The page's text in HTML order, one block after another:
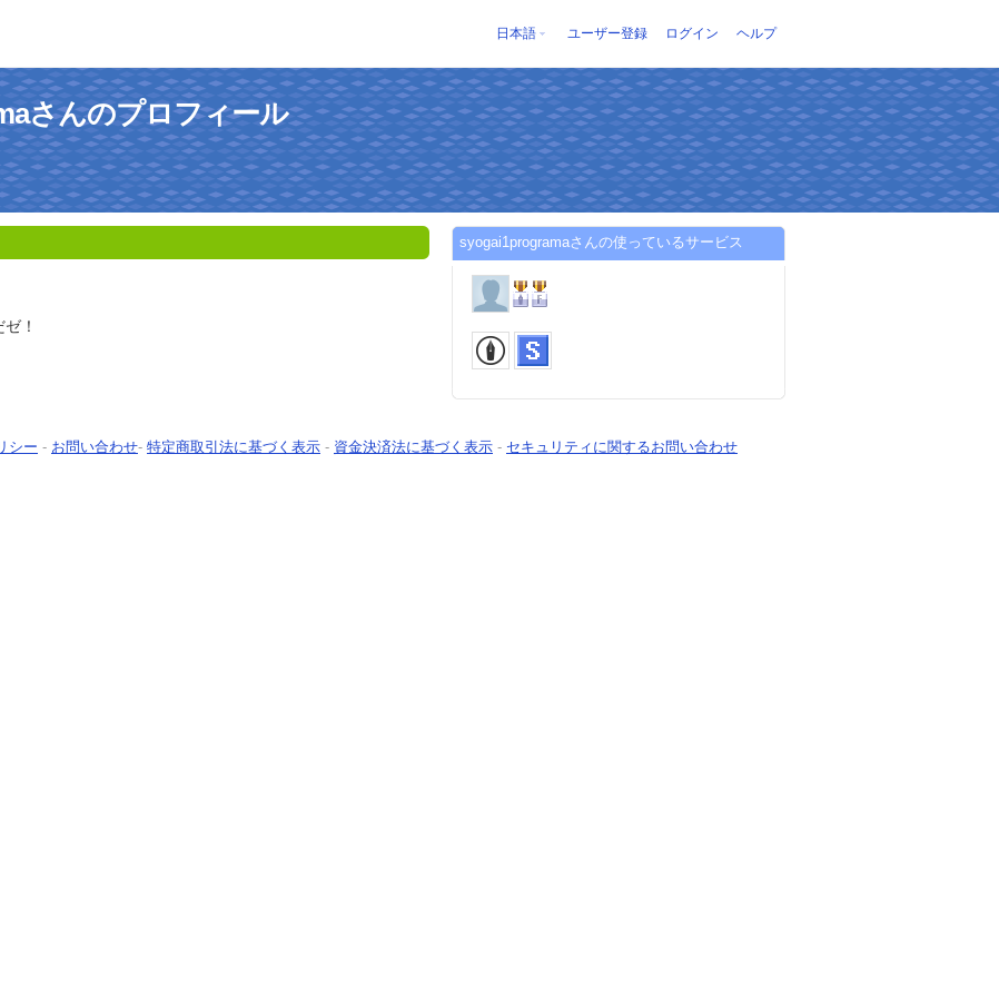
日本語 ユーザー登録 ログイン ヘルプ
さんのプロフィール
ゼ！
syogai1programaさんの使っているサービス
シー - お問い合わせ- 特定商取引法に基づく表示 - 資金決済法に基づく表示 - セキュリティに関するお問い合わせ